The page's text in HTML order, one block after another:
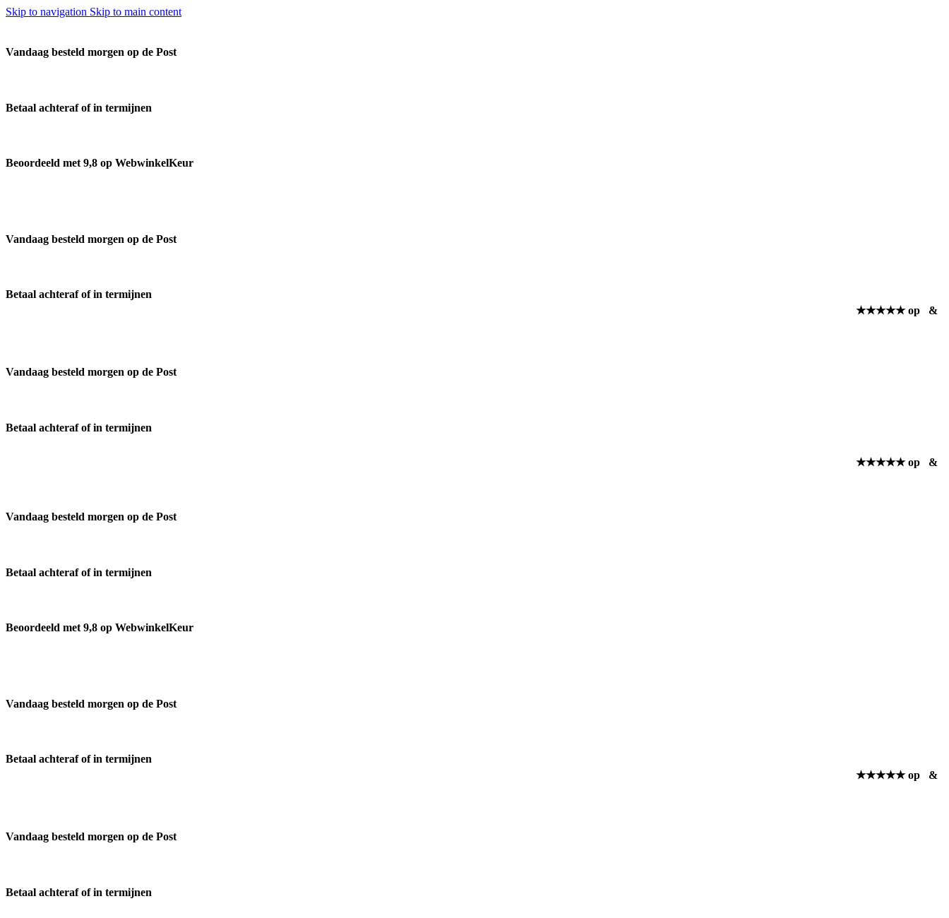
Skip to navigation Skip to main content
Vandaag besteld morgen op de Post
Betaal achteraf of in termijnen
Beoordeeld met 9,8 op WebwinkelKeur
Vandaag besteld morgen op de Post
Betaal achteraf of in termijnen
★★★★★ op
&
Vandaag besteld morgen op de Post
Betaal achteraf of in termijnen
★★★★★ op &
Vandaag besteld morgen op de Post
Betaal achteraf of in termijnen
Beoordeeld met 9,8 op WebwinkelKeur
Vandaag besteld morgen op de Post
Betaal achteraf of in termijnen
★★★★★ op
&
Vandaag besteld morgen op de Post
Betaal achteraf of in termijnen